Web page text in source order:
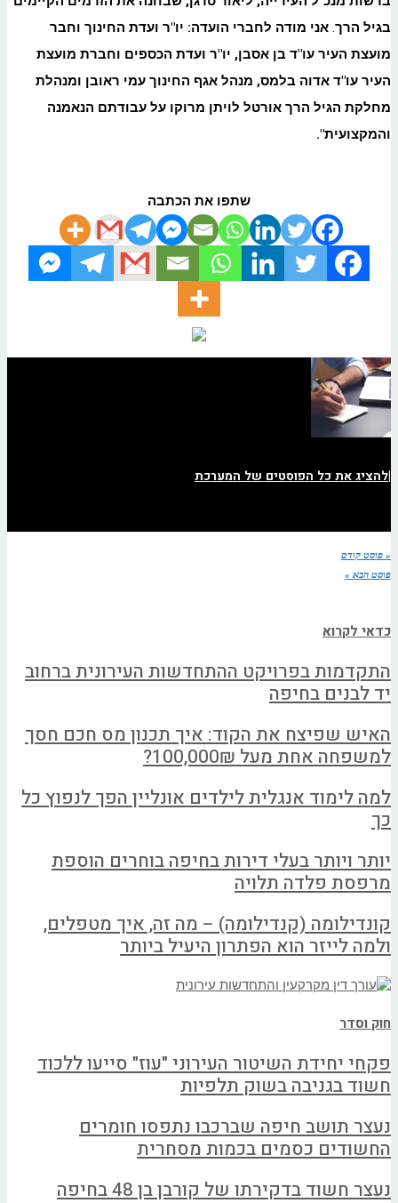
בגיל הרך. אני מודה לחברי הועדה: יו"ר ועדת החינוך וחבר
מועצת העיר עו"ד בן אסבן, יו"ר ועדת הכספים וחברת מועצת
העיר עו"ד אדוה בלמס, מנהל אגף החינוך עמי ראובן ומנהלת
מחלקת הגיל הרך אורטל לויתן מרוקו על עבודתם הנאמנה
והמקצועית".
שתפו את הכתבה
|להציג את כל הפוסטים של המערכת
« פוסט קודם
פוסט הבא »
כדאי לקרוא
התקדמות בפרויקט ההתחדשות העירונית ברחוב
יד לבנים בחיפה
האיש שפיצח את הקוד: איך תכנון מס חכם חסך
למשפחה אחת מעל 100,000₪?
למה לימוד אנגלית לילדים אונליין הפך לנפוץ כל
כך
יותר ויותר בעלי דירות בחיפה בוחרים הוספת
מרפסת פלדה תלויה
קונדילומה (קנדילומה) – מה זה, איך מטפלים,
ולמה לייזר הוא הפתרון היעיל ביותר
חוק וסדר
פקחי יחידת השיטור העירוני "עוז" סייעו ללכוד
חשוד בגניבה בשוק תלפיות
נעצר תושב חיפה שברכבו נתפסו חומרים
החשודים כסמים בכמות מסחרית
נעצר חשוד בדקירתו של קורבן בן 48 בחיפה